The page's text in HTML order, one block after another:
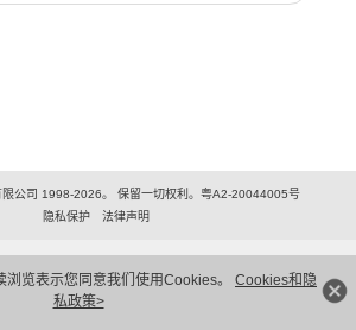
览表示您同意我们使用Cookies。 Cookies和隐
私政策>
公司 1998-2026。 保留一切权利。粤A2-20044005号
隐私保护
法律声明